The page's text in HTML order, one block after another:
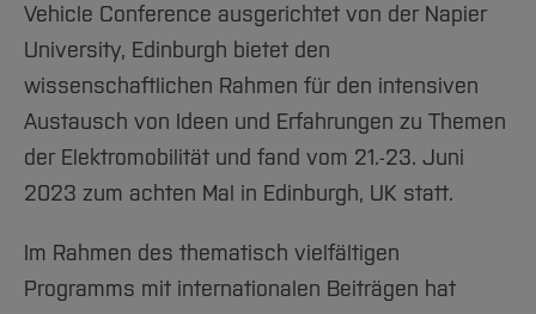
Vehicle Conference ausgerichtet von der Napier
University, Edinburgh bietet den
wissenschaftlichen Rahmen für den intensiven
Austausch von Ideen und Erfahrungen zu Themen
der Elektromobilität und fand vom 21.-23. Juni
2023 zum achten Mal in Edinburgh, UK statt.
Im Rahmen des thematisch vielfältigen
Programms mit internationalen Beiträgen hat